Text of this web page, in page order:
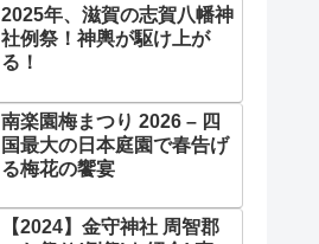
2025年、滋賀の志賀八幡神
社例祭！神輿が駆け上が
る！
南楽園梅まつり 2026 – 四
国最大の日本庭園で春告げ
る梅花の饗宴
【2024】金守神社 周智郡